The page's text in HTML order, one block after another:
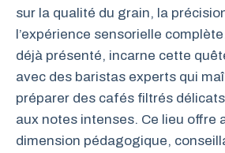
sur la qualité du grain, la
l’expérience sensorielle
déjà présenté, incarne cette
avec des baristas experts qui
préparer des cafés filtrés
aux notes intenses. Ce lieu offre
dimension pédagogique,